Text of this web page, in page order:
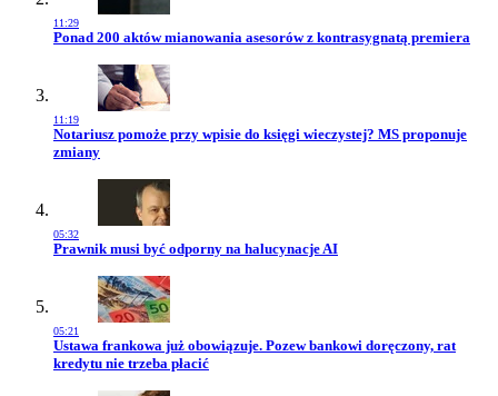
11:29
Przejdź do artykułu:
Ponad 200 aktów mianowania asesorów z kontrasygnatą premiera
11:19
Przejdź do artykułu:
Notariusz pomoże przy wpisie do księgi wieczystej? MS proponuje
zmiany
05:32
Przejdź do artykułu:
Prawnik musi być odporny na halucynacje AI
05:21
Przejdź do artykułu:
Ustawa frankowa już obowiązuje. Pozew bankowi doręczony, rat
kredytu nie trzeba płacić